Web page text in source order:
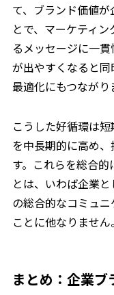
て、ブランド価値
とで、マーケティ
るメッセージに一
が出やすくなると
最適化にもつながり
こうした好循環は
を中長期的に高め
す。これらを総合
とは、いわば企業
の総合的なコミュ
ことに他なりません。
まとめ：企業ブ